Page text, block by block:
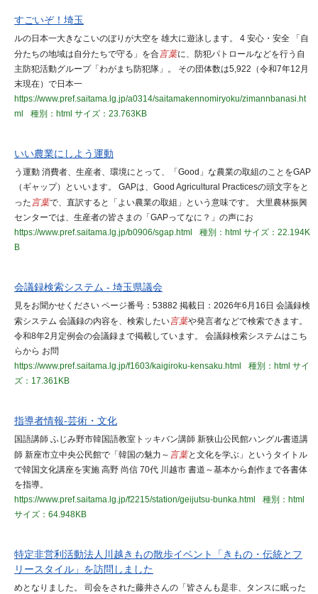
すごいぞ！埼玉
ルの日本一大きなこいのぼりが大空を 雄大に遊泳します。 4 安心・安全 「自
分たちの地域は自分たちで守る」を合言葉に、防犯パトロールなどを行う自
主防犯活動グループ「わがまち防犯隊」。 その団体数は5,922（令和7年12月
末現在）で日本一
https://www.pref.saitama.lg.jp/a0314/saitamakennomiryoku/zimannbanasi.ht
ml
種別：html サイズ：23.763KB
いい農業にしよう運動
う運動 消費者、生産者、環境にとって、「Good」な農業の取組のことをGAP
（ギャップ）といいます。 GAPは、Good Agricultural Practicesの頭文字をと
った 言葉で、直訳すると「よい農業の取組」という意味です。 大里農林振興
センターでは、生産者の皆さまの「GAPってなに？」の声にお
https://www.pref.saitama.lg.jp/b0906/sgap.html
種別：html サイズ：22.194K
B
会議録検索システム - 埼玉県議会
見をお聞かせください ページ番号：53882 掲載日：2026年6月16日 会議録検
索システム 会議録の内容を、検索したい言葉や発言者などで検索できます。
令和8年2月定例会の会議録まで掲載しています。 会議録検索システムはこち
らから お問
https://www.pref.saitama.lg.jp/f1603/kaigiroku-kensaku.html
種別：html サイ
ズ：17.361KB
指導者情報-芸術・文化
国語講師 ふじみ野市韓国語教室トッキバン講師 新狭山公民館ハングル書道講
師 新座市立中央公民館で「韓国の魅力～ 言葉と文化を学ぶ」というタイトル
で韓国文化講座を実施 高野 尚信 70代 川越市 書道～基本から創作まで各書体
を指導。
https://www.pref.saitama.lg.jp/f2215/station/geijutsu-bunka.html
種別：html
サイズ：64.948KB
特定非営利活動法人川越きもの散歩イベント「きもの・伝統とフ
リースタイル」を訪問しました
めとなりました。 司会をされた藤井さんの「皆さんも是非、タンスに眠った